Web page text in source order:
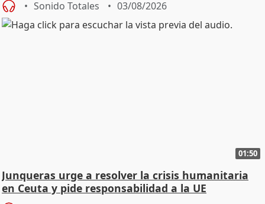
Sonido Totales 03/08/2026
01:50
Junqueras urge a resolver la crisis humanitaria
en Ceuta y pide responsabilidad a la UE